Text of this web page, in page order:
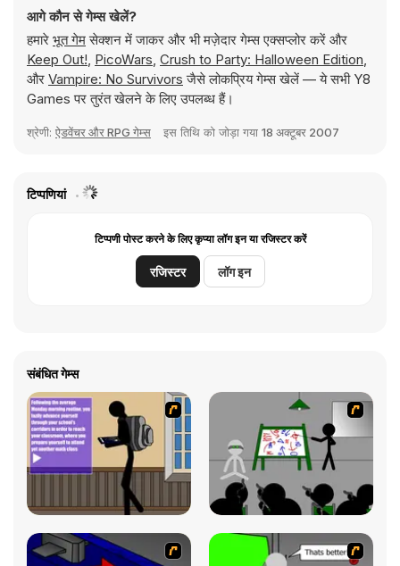
आगे कौन से गेम्स खेलें?
हमारे भूत गेमसेक्शन में जाकर और भी मज़ेदार गेम्स एक्सप्लोर करें और
Keep Out!, PicoWars, Crush to Party: Halloween Edition,
और Vampire: No Survivors जैसे लोकप्रिय गेम्स खेलें — ये सभी Y8
Games पर तुरंत खेलने के लिए उपलब्ध हैं।
श्रेणी: ऐडवेंचर और RPG गेम्स इस तिथि को जोड़ा गया 18 अक्टूबर 2007
टिप्पणियां
टिप्पणी पोस्ट करने के लिए कृप्या लॉग इन या रजिस्टर करें
रजिस्टर लॉग इन
संबंधित गेम्स